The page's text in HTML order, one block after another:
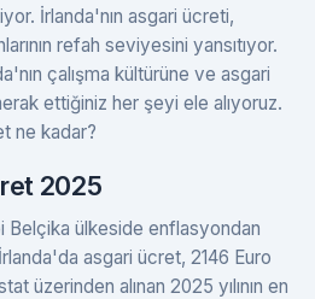
İrlanda'nın asgari ücreti,
refah seviyesini yansıtıyor.
çalışma kültürüne ve asgari
ettiğiniz her şeyi ele alıyoruz.
ne kadar?
2025
Belçika ülkeside enflasyondan
asgari ücret, 2146 Euro
üzerinden alınan 2025 yılının en